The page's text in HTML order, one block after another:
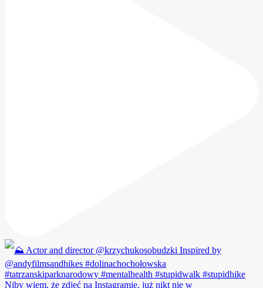
Niby wiem, że zdjęć na Instagramie, już nikt nie w